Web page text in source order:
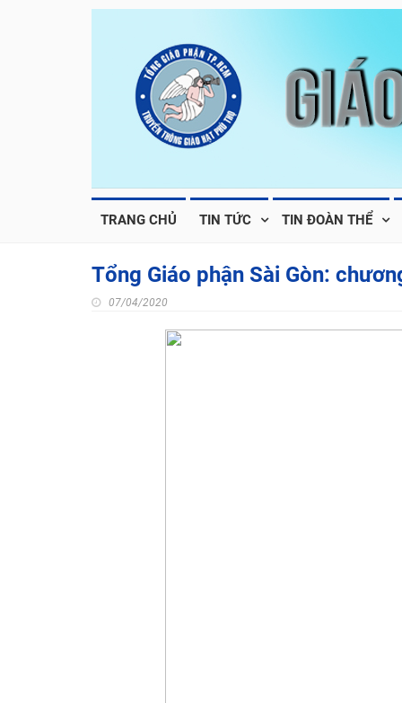
TRANG CHỦ TIN TỨC TIN ĐOÀN THỂ
Tổng Giáo phận Sài Gòn:
07/04/2020